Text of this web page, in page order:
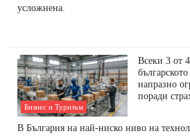
усложнена.
Бизнес и Туризъм
Всеки 3 от
напразно
поради
В България на най-ниско ниво на